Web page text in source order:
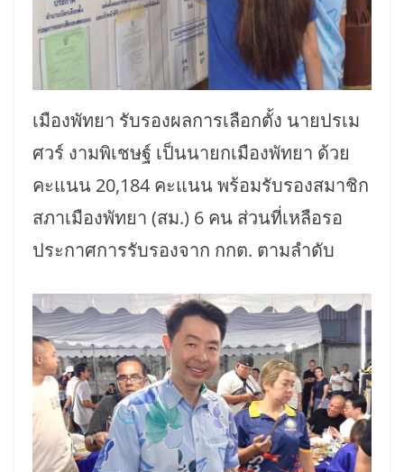
เมืองพัทยา รับรองผลการเลือกตั้ง นายปรเม
ศวร์ งามพิเชษฐ์ เป็นนายกเมืองพัทยา ด้วย
คะแนน 20,184 คะแนน พร้อมรับรองสมาชิก
สภาเมืองพัทยา (สม.) 6 คน ส่วนที่เหลือรอ
ประกาศการรับรองจาก กกต. ตามลำดับ